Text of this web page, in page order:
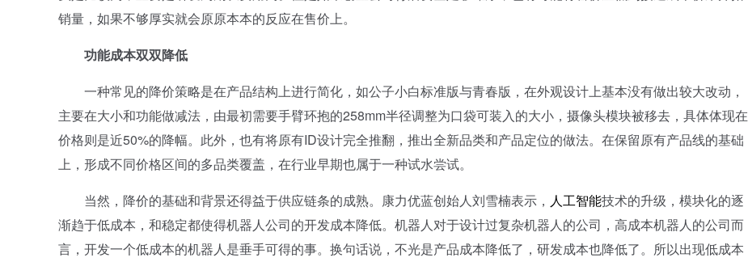
销量，如果不够厚实就会原原本本的反应在售价上。
功能成本双双降低
一种常见的降价策略是在产品结构上进行简化，如公子小白标准版与青春版，在外观设计上基本没有做出较大改动，
主要在大小和功能做减法，由最初需要手臂环抱的258mm半径调整为口袋可装入的大小，摄像头模块被移去，具体体现在
价格则是近50%的降幅。此外，也有将原有ID设计完全推翻，推出全新品类和产品定位的做法。在保留原有产品线的基础
上，形成不同价格区间的多品类覆盖，在行业早期也属于一种试水尝试。
当然，降价的基础和背景还得益于供应链条的成熟。康力优蓝创始人刘雪楠表示， 人工智能技术的升级，模块化的逐
渐趋于低成本，和稳定都使得机器人公司的开发成本降低。机器人对于设计过复杂机器人的公司，高成本机器人的公司而
言，开发一个低成本的机器人是垂手可得的事。换句话说，不光是产品成本降低了，研发成本也降低了。所以出现低成本